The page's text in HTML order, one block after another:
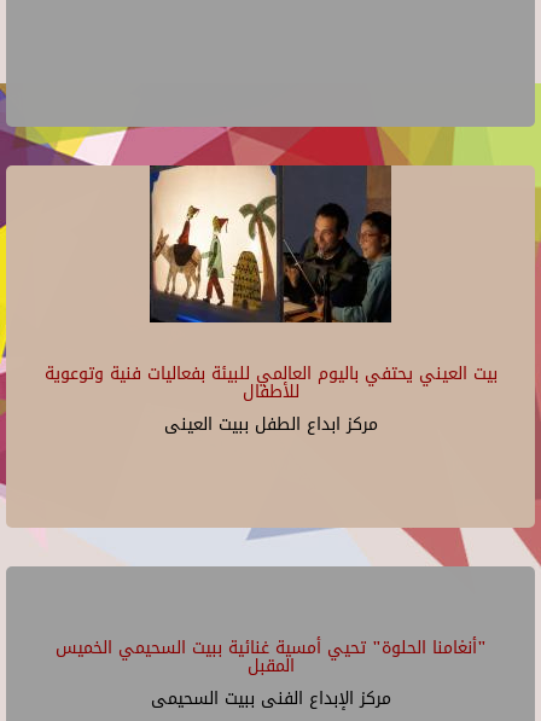
بيت العيني يحتفي باليوم العالمي للبيئة بفعاليات فنية وتوعوية
للأطفال
مركز ابداع الطفل ببيت العينى
"أنغامنا الحلوة" تحيي أمسية غنائية ببيت السحيمي الخميس
المقبل
مركز الإبداع الفنى ببيت السحيمى